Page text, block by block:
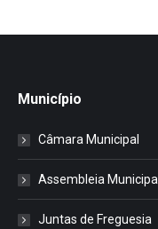
Município
Câmara Municipal
Assembleia Municipal
Juntas de Freguesia